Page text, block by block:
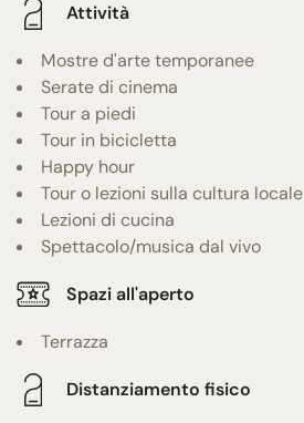
Attività
Mostre d'arte temporanee
Serate di cinema
Tour a piedi
Tour in bicicletta
Happy hour
Tour o lezioni sulla cultura locale
Lezioni di cucina
Spettacolo/musica dal vivo
Spazi all'aperto
Terrazza
Distanziamento fisico